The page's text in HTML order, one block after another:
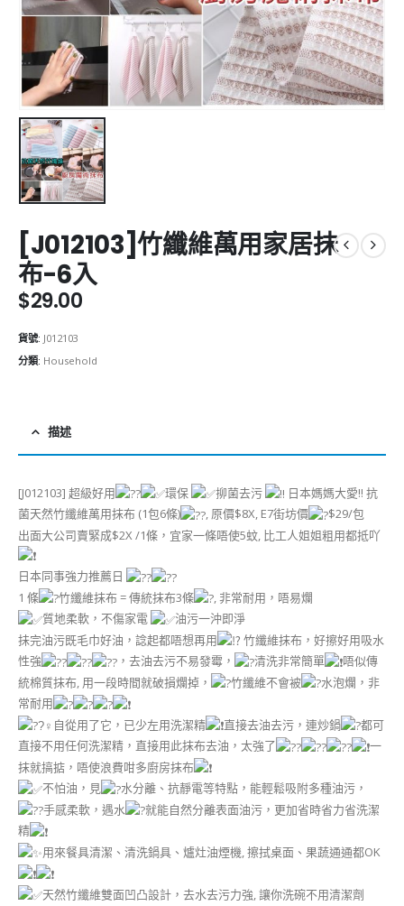
[J012103]竹纖維萬用家居抺
布-6入
$29.00
貨號: J012103
分類: Household
描述
[J012103] 超級好用 環保 㧕菌去污
日本媽媽大愛!! 抗
菌天然竹纖維萬用抹布 (1包6條)
, 原價$8X, E7街坊價
$29/包
出面大公司賣緊成$2X /1條，宜家一條唔使5蚊, 比工人姐姐粗用都抵吖
日本同事強力推薦日
1 條
竹纖維抹布 = 傳統抹布3條
, 非常耐用，唔易爛
質地柔軟，不傷家電
油污一沖即淨
抺完油污既毛巾好油，諗起都唔想再用
竹纖維抹布，好擦好用吸水
性強
，去油去污不易發霉， 清洗非常簡單
唔似傳
統棉質抹布, 用一段時間就破損爛掉，
竹纖維不會被
水泡爛，非
常耐用
自從用了它，已少左用洗潔精
直接去油去污，連炒鍋
都可
直接不用任何洗潔精，直接用此抹布去油，太強了
一
抹就搞掂，唔使浪費咁多廚房抹布
不怕油，見
水分離、抗靜電等特點，能輕鬆吸附多種油污，
手感柔軟，遇水
就能自然分離表面油污，更加省時省力省洗潔
精
用來餐具清潔、清洗鍋具、爐灶油煙機, 擦拭桌面、果蔬通通都OK
天然竹纖維雙面凹凸設計，去水去污力強, 讓你洗碗不用清潔劑